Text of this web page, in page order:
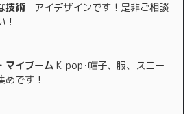
技術アイデザインです！是非ご相談
！
マイブーム K-pop･帽子、服、スニー
めです！